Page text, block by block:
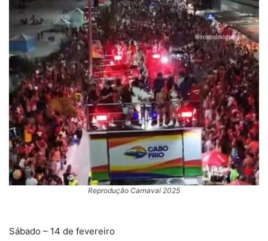
Reprodução Carnaval 2025
Sábado – 14 de fevereiro